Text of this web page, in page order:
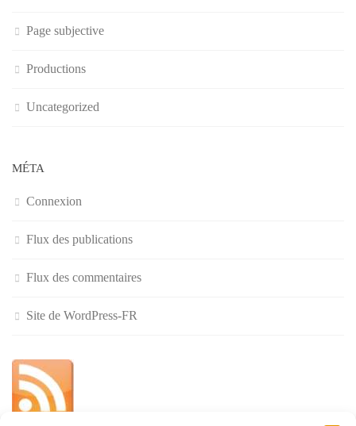
Page subjective
Productions
Uncategorized
MÉTA
Connexion
Flux des publications
Flux des commentaires
Site de WordPress-FR